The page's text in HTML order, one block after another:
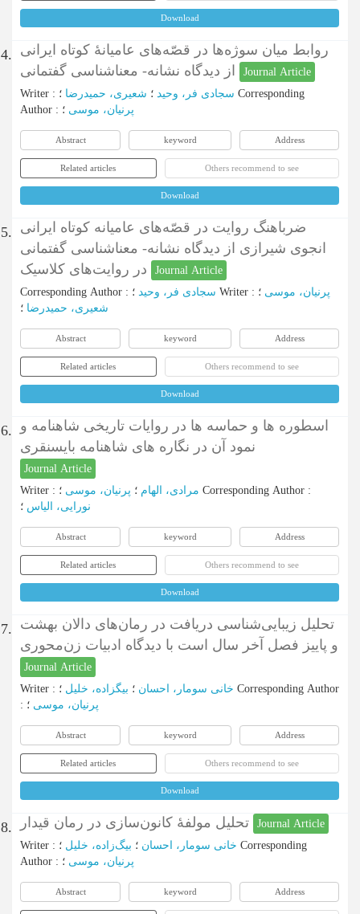
Download
4. روابط میان سوژه‌ها در قصّه‌های عامیانۀ کوتاه ایرانی
Journal Article
Writer : سجادی فر، وحید ؛ شعیری، حمیدرضا
Corresponding
Author : پرنیان، موسی ؛
Abstract keyword Address
Related articles Others recommend to see
Download
5. ضرباهنگ روایت در قصّه‌های عامیانه کوتاه ایرانی
انجوی‌ شیرازی از دیدگاه نشانه- معناشناسی گفتمانی
Journal Article
Corresponding Author : سجادی فر، وحید Writer : پرنیان، موسی ؛
شعیری، حمیدرضا ؛
Abstract keyword Address
Related articles Others recommend to see
Download
6. اسطوره ها و حماسه ها در روایات تاریخی شاهنامه و
نمود آن در نگاره های شاهنامه بایسنقری
Journal Article
Writer : مرادی، الهام ؛ پرنیان، موسی Corresponding Author :
نورایی، الیاس ؛
Abstract keyword Address
Related articles Others recommend to see
Download
7. تحلیل زیبایی‌شناسی دریافت در رمان‌های دالان بهشت
و پاییز فصل آخر سال است با دیدگاه ادبیات زن‌محوری
Journal Article
Writer : خانی سومار، احسان ؛ بیگزاده، خلیل
Corresponding Author
:
پرنیان، موسی ؛
Abstract keyword Address
Related articles Others recommend to see
Download
8.
Journal Article
Writer : خانی سومار، احسان ؛ بیگ‌زاده، خلیل
Corresponding
Author : پرنیان، موسی ؛
Abstract keyword Address